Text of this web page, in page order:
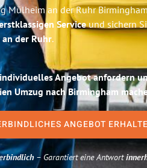
Mülheim an der Ruhr
Serviceund sichern
der Ruhr.
Angebot anfordern
Umzug nach Birmingham
ANGEBOT
– Garantiert eine Antwort